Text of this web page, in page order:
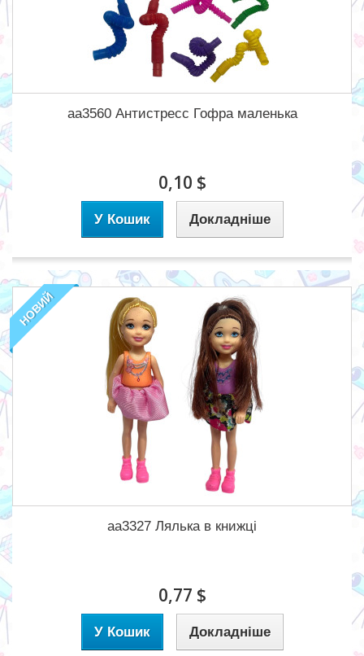
aa3560 Антистресс Гофра маленька
0,10 $
У Кошик Докладніше
НОВИЙ
aa3327 Лялька в книжці
0,77 $
У Кошик Докладніше